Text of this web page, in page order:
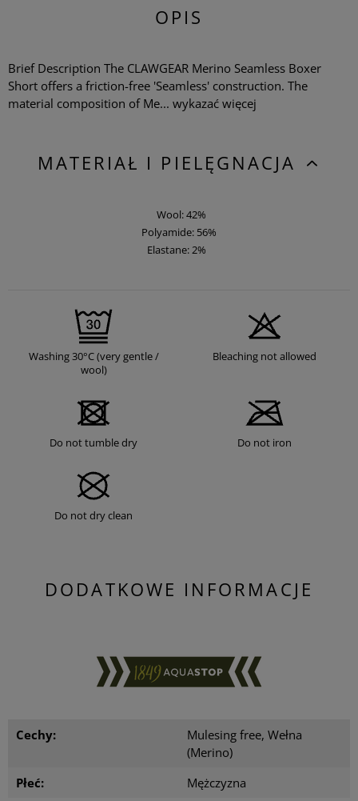
OPIS
Brief Description The CLAWGEAR Merino Seamless Boxer
Short offers a friction-free 'Seamless' construction. The
material composition of Me... wykazać więcej
MATERIAŁ I PIELĘGNACJA
Wool: 42%
Polyamide: 56%
Elastane: 2%
Washing 30°C (very gentle /
wool)
Bleaching not allowed
Do not tumble dry Do not iron
Do not dry clean
DODATKOWE INFORMACJE
Cechy:
Mulesing free, Wełna
(Merino)
Płeć:
Mężczyzna